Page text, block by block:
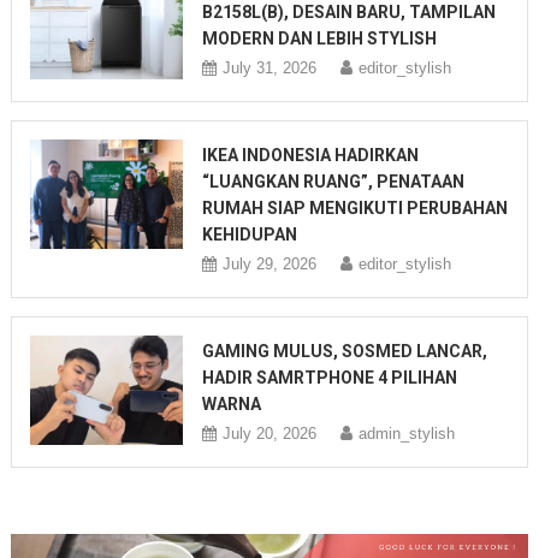
B2158L(B), DESAIN BARU, TAMPILAN
MODERN DAN LEBIH STYLISH
July 31, 2026 editor_stylish
IKEA INDONESIA HADIRKAN
“LUANGKAN RUANG”, PENATAAN
RUMAH SIAP MENGIKUTI PERUBAHAN
KEHIDUPAN
July 29, 2026 editor_stylish
GAMING MULUS, SOSMED LANCAR,
HADIR SAMRTPHONE 4 PILIHAN
WARNA
July 20, 2026 admin_stylish